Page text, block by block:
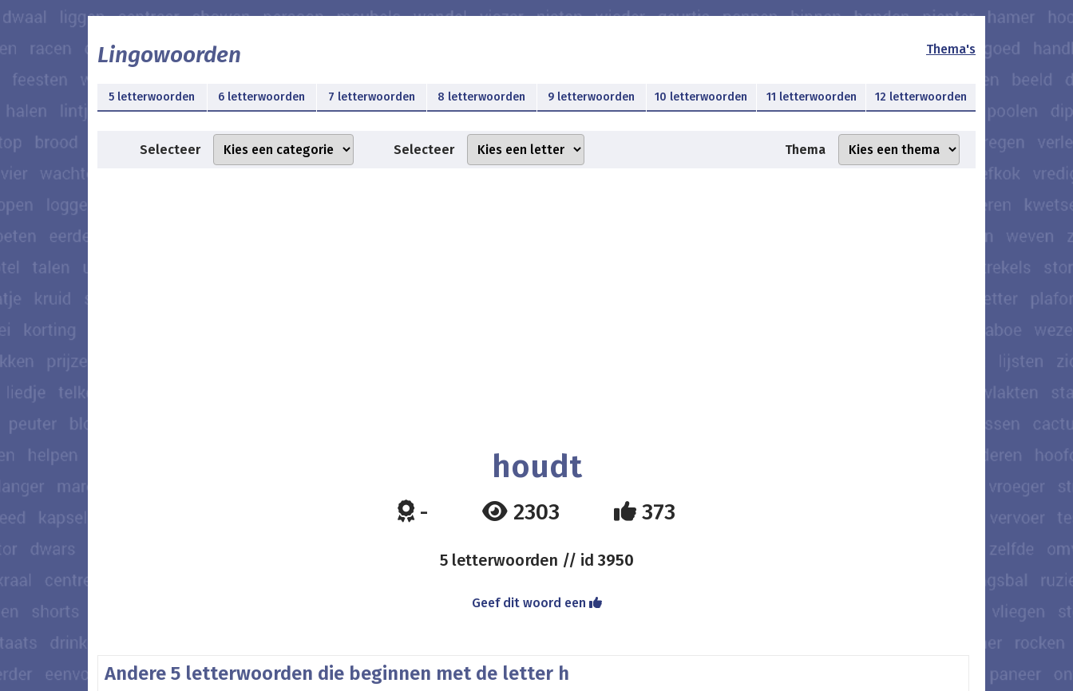
Lingowoorden Thema's
5 letterwoorden 6 letterwoorden 7 letterwoorden 8 letterwoorden 9 letterwoorden 10 letterwoorden 11 letterwoorden 12 letterwoorden
Selecteer Selecteer Thema
houdt
- 2303 373
5 letterwoorden // id 3950
Geef dit woord een
Andere 5 letterwoorden die beginnen met de letter h